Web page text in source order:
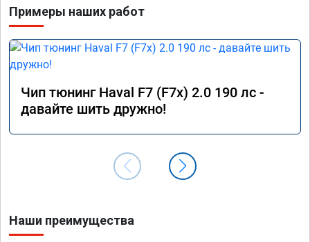
Примеры наших работ
Чип тюнинг Haval F7 (F7x) 2.0 190 лс -
давайте шить дружно!
Наши преимущества